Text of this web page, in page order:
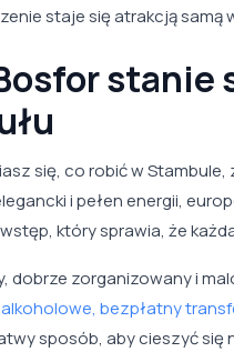
staje się atrakcją samą
stanie
się, co robić w
i pełen energii,
który sprawia, że
dobrze zorganizowany i
bezpłatny
sposób, aby cieszyć